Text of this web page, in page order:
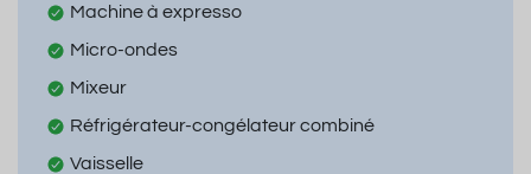
Machine à expresso
Micro-ondes
Mixeur
Réfrigérateur-congélateur combiné
Vaisselle